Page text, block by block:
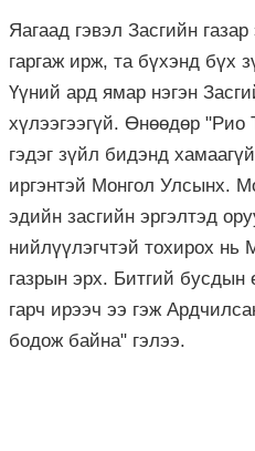
Яагаад гэвэл Засгийн
гаргаж ирж, та бүхэнд бүх
Үүний ард ямар нэгэн
хүлээгээгүй. Өнөөдөр "Рио
гэдэг зүйл бидэнд
иргэнтэй Монгол Улсынх.
эдийн засгийн эргэлтэд
нийлүүлэгчтэй тохирох нь
газрын эрх. Битгий
гарч ирээч ээ гэж
бодож байна" гэлээ.